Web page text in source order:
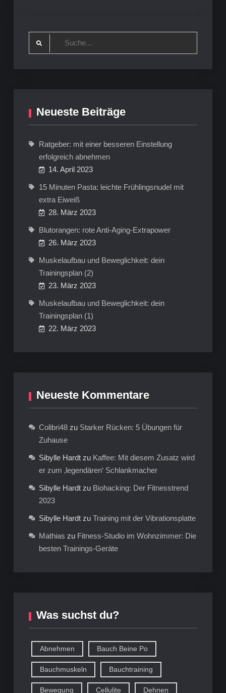
Neueste Beiträge
Ratgeber: mit einer besseren Einstellung
erfolgreich abnehmen
14. April 2023
15 Minuten Pasta: leichte Frühlingsnudel mit
extra Eiweiß
28. März 2023
Blutorangen: rote Anti-Aging-Extrapower
26. März 2023
Muskelaufbau und Beweglichkeit: dein
Trainingsplan (2)
23. März 2023
Muskelaufbau und Beweglichkeit: dein
Trainingsplan (1)
22. März 2023
Neueste Kommentare
Colibri48zu Starker Rücken: 5 Übungen für
Zuhause
Sibylle Hardtzu Kaffee: Mit diesem Zusatz wird
er zum ‚legendären‘ Schlankmacher
Sibylle Hardtzu Biohacking: Der Fitnesstrend
2023
Sibylle Hardtzu Training mit der Vibrationsplatte
Mathias zu Fitness-Studio im Wohnzimmer: Die
besten Trainings-Geräte
Was suchst du?
Abnehmen Bauch Beine Po
Bauchmuskeln Bauchtraining
Bewegung Cellulite Dehnen